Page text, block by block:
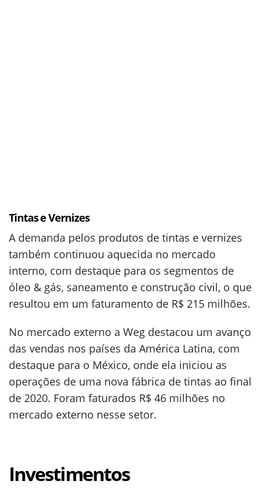
Tintas e Vernizes
A demanda pelos produtos de tintas e vernizes
também continuou aquecida no mercado
interno, com destaque para os segmentos de
óleo & gás, saneamento e construção civil, o que
resultou em um faturamento de R$ 215 milhões.
No mercado externo a Weg destacou um avanço
das vendas nos países da América Latina, com
destaque para o México, onde ela iniciou as
operações de uma nova fábrica de tintas ao final
de 2020. Foram faturados R$ 46 milhões no
mercado externo nesse setor.
Investimentos